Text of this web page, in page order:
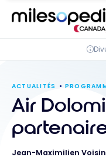
ACTUALITÉS
Air
Jean-Maximilien